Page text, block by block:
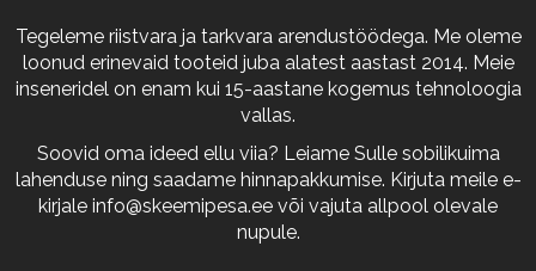
Tegeleme riistvara ja tarkvara arendustöödega. Me oleme
loonud erinevaid tooteid juba alatest aastast 2014. Meie
inseneridel on enam kui 15-aastane kogemus tehnoloogia
vallas.
Soovid oma ideed ellu viia? Leiame Sulle sobilikuima
lahenduse ning saadame hinnapakkumise. Kirjuta meile e-
kirjale info@skeemipesa.ee või vajuta allpool olevale
nupule.